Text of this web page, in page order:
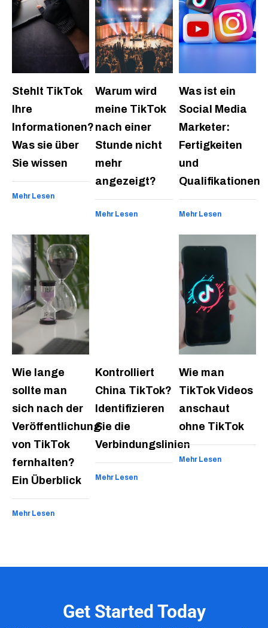
Stehlt TikTok
Ihre
Informationen?
Was sie über
Sie wissen
Mehr Lesen
Warum wird
meine TikTok
nach einer
Stunde nicht
mehr
angezeigt?
Mehr Lesen
Was ist ein
Social Media
Marketer:
Fertigkeiten
und
Qualifikationen
Mehr Lesen
Wie lange
sollte man
sich nach der
Veröffentlichung
von TikTok
fernhalten?
Ein Überblick
Mehr Lesen
Kontrolliert
China TikTok?
Identifizieren
Sie die
Verbindungslinien
Mehr Lesen
Wie man
TikTok Videos
anschaut
ohne TikTok
Mehr Lesen
Get Started Today